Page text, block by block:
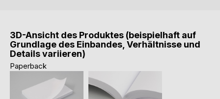
3D-Ansicht des Produktes (beispielhaft auf
Grundlage des Einbandes, Verhältnisse und
Details variieren)
Paperback